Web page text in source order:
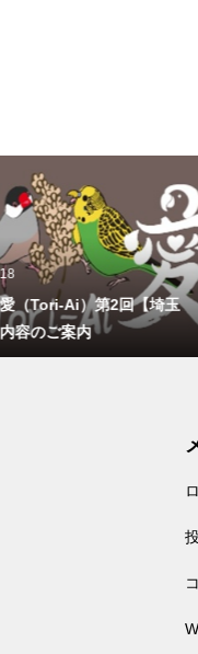
2026.03.02
（Tori-Ai）第2回 埼玉開催